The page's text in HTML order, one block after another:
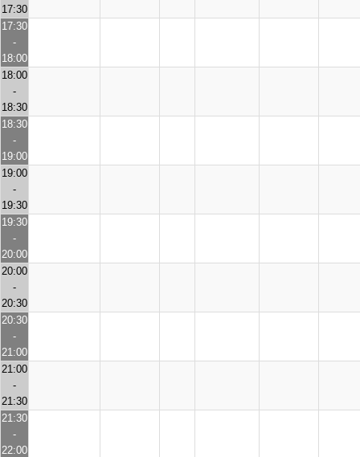
17:30
17:30
-
18:00
18:00
-
18:30
18:30
-
19:00
19:00
-
19:30
19:30
-
20:00
20:00
-
20:30
20:30
-
21:00
21:00
-
21:30
21:30
-
22:00